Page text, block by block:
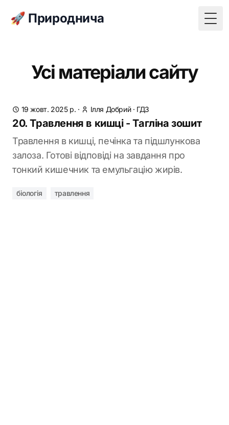
🚀 Природнича
Усі матеріали сайту
19 жовт. 2025 р. · Ілля Добрий· ГДЗ
20. Травлення в кишці - Тагліна зошит
Травлення в кишці, печінка та підшлункова
залоза. Готові відповіді на завдання про
тонкий кишечник та емульгацію жирів.
біологія травлення